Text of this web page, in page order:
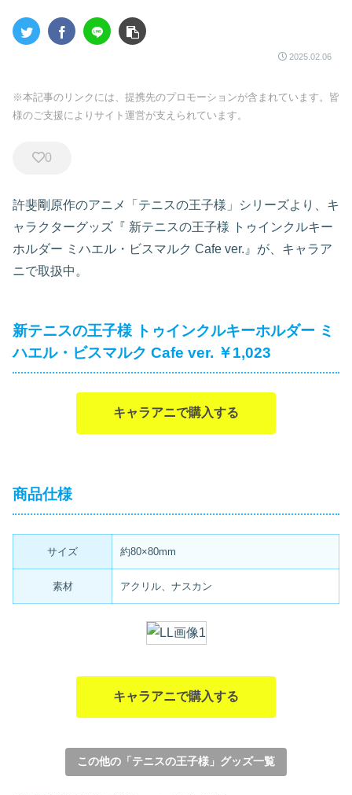
2025.02.06
※本記事のリンクには、提携先のプロモーションが含まれています。皆
様のご支援によりサイト運営が支えられています。
0
許斐剛原作のアニメ「テニスの王子様」シリーズより、キ
ャラクターグッズ『 新テニスの王子様 トゥインクルキー
ホルダー ミハエル・ビスマルク Cafe ver.』が、キャラア
ニで取扱中。
新テニスの王子様 トゥインクルキーホルダー ミ
ハエル・ビスマルク Cafe ver. ￥1,023
キャラアニで購入する
商品仕様
サイズ 約80×80mm
素材 アクリル、ナスカン
キャラアニで購入する
この他の「テニスの王子様」グッズ一覧